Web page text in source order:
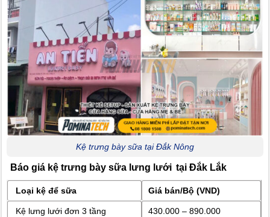
Kệ trưng bày sữa tại Đắk Nông
Báo giá kệ trưng bày sữa lưng lưới tại Đắk Lắk
Loại kệ để sữa Giá bán/Bộ (VND)
Kệ lưng lưới đơn 3 tầng 430.000 – 890.000